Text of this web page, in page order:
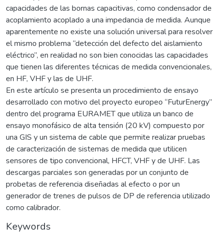
capacidades de las bornas capacitivas, como condensador de
acoplamiento acoplado a una impedancia de medida. Aunque
aparentemente no existe una solución universal para resolver
el mismo problema “detección del defecto del aislamiento
eléctrico”, en realidad no son bien conocidas las capacidades
que tienen las diferentes técnicas de medida convencionales,
en HF, VHF y las de UHF.
En este artículo se presenta un procedimiento de ensayo
desarrollado con motivo del proyecto europeo “FuturEnergy”
dentro del programa EURAMET que utiliza un banco de
ensayo monofásico de alta tensión (20 kV) compuesto por
una GIS y un sistema de cable que permite realizar pruebas
de caracterización de sistemas de medida que utilicen
sensores de tipo convencional, HFCT, VHF y de UHF. Las
descargas parciales son generadas por un conjunto de
probetas de referencia diseñadas al efecto o por un
generador de trenes de pulsos de DP de referencia utilizado
como calibrador.
Keywords